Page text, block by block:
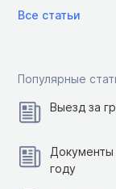
Все статьи
Популярные
Выезд за
Документы
году